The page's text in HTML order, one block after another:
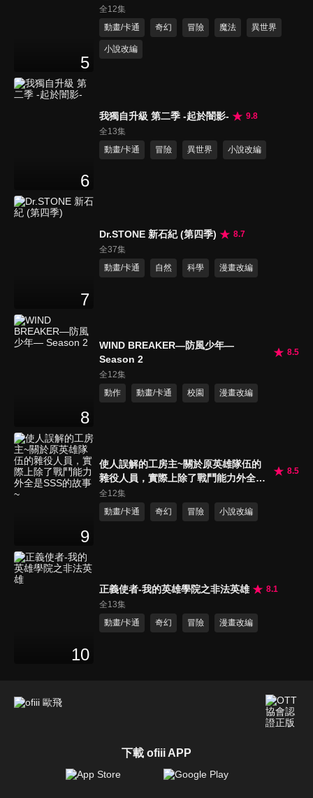
5
全12集
動畫/卡通
奇幻 冒險 魔法 異世界
小說改編
6
我獨自升級 第二季 -起於闇影-
9.8
全13集
動畫/卡通
冒險 異世界 小說改編
7
Dr.STONE 新石紀 (第四季)
8.7
全37集
動畫/卡通
自然 科學 漫畫改編
8
WIND BREAKER—防風少年—
Season 2
8.5
全12集
動作
動畫/卡通 校園 漫畫改編
9
使人誤解的工房主~關於原英雄隊伍的
雜役人員，實際上除了戰鬥能力外全是
SSS的故事~
8.5
全12集
動畫/卡通
奇幻 冒險 小說改編
10
正義使者-我的英雄學院之非法英雄
8.1
全13集
動畫/卡通
奇幻 冒險 漫畫改編
下載 ofiii APP